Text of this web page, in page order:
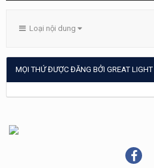
Loại nội dung
MỌI THỨ ĐƯỢC ĐĂNG BỞI GREAT